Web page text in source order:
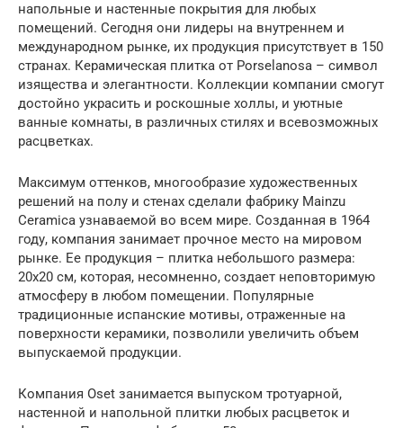
напольные и настенные покрытия для любых
помещений. Сегодня они лидеры на внутреннем и
международном рынке, их продукция присутствует в 150
странах. Керамическая плитка от Porselanosa – символ
изящества и элегантности. Коллекции компании смогут
достойно украсить и роскошные холлы, и уютные
ванные комнаты, в различных стилях и всевозможных
расцветках.
Максимум оттенков, многообразие художественных
решений на полу и стенах сделали фабрику Mainzu
Ceramica узнаваемой во всем мире. Созданная в 1964
году, компания занимает прочное место на мировом
рынке. Ее продукция – плитка небольшого размера:
20х20 см, которая, несомненно, создает неповторимую
атмосферу в любом помещении. Популярные
традиционные испанские мотивы, отраженные на
поверхности керамики, позволили увеличить объем
выпускаемой продукции.
Компания Oset занимается выпуском тротуарной,
настенной и напольной плитки любых расцветок и